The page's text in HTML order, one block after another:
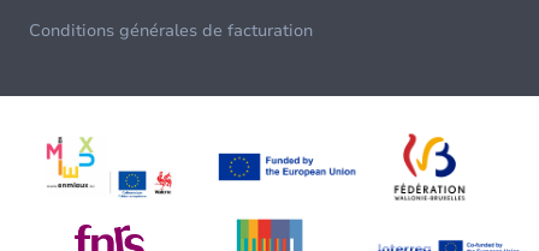
Conditions générales de facturation